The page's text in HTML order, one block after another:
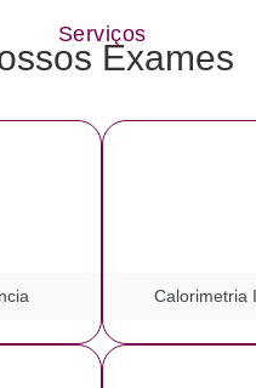
Serviços
Exames
Calorimetria